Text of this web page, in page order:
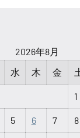
2026年8月
水 木 金
1
5 6 7 8